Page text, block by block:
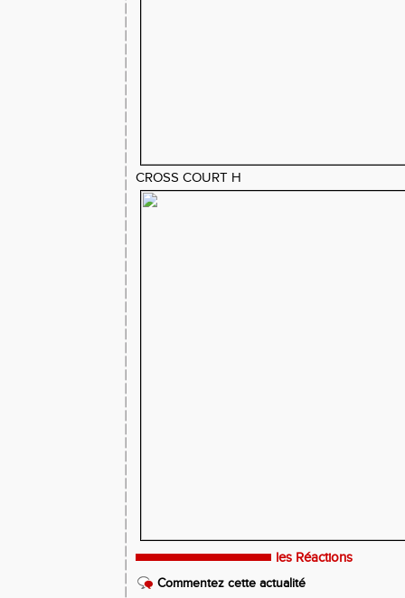
CROSS COURT H
les Réactions
Commentez cette actualité